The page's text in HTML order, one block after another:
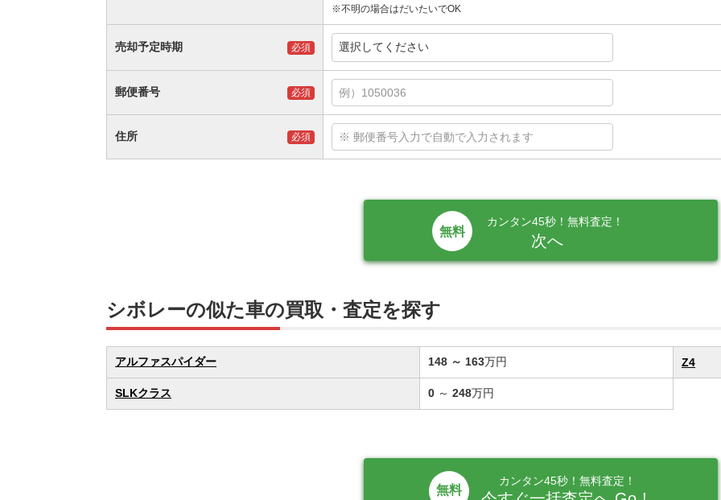
※不明の場合はだいたいでOK
売却予定時期 必須 選択してください
郵便番号 必須
住所 必須
カンタン45秒！無料査定！
次へ
シボレーの似た車の買取・査定を探す
アルファスパイダー 148 ～ 163万円 Z4
SLKクラス 0 ～ 248万円
無料
カンタン45秒！無料査定！